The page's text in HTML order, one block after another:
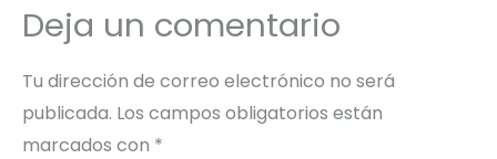
Deja un comentario
Tu dirección de correo electrónico no será
publicada. Los campos obligatorios están
marcados con *